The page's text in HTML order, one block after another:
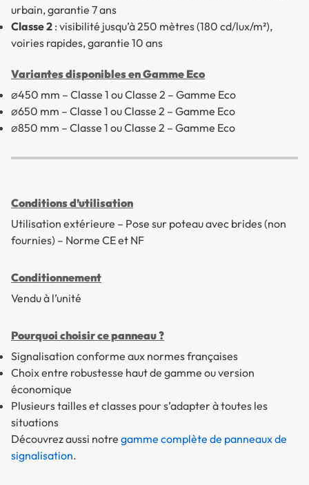
urbain, garantie 7 ans
Classe 2 : visibilité jusqu’à 250 mètres (180 cd/lux/m²),
voiries rapides, garantie 10 ans
Variantes disponibles en Gamme Eco
⌀450 mm – Classe 1 ou Classe 2 – Gamme Eco
⌀650 mm – Classe 1 ou Classe 2 – Gamme Eco
⌀850 mm – Classe 1 ou Classe 2 – Gamme Eco
Conditions d’utilisation
Utilisation extérieure – Pose sur poteau avec brides (non
fournies) – Norme CE et NF
Conditionnement
Vendu à l’unité
Pourquoi choisir ce panneau ?
Signalisation conforme aux normes françaises
Choix entre robustesse haut de gamme ou version
économique
Plusieurs tailles et classes pour s’adapter à toutes les
situations
Découvrez aussi notre gamme complète de panneaux de
signalisation.